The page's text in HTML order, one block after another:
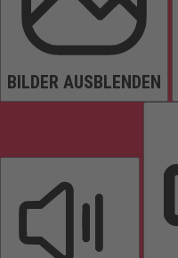
BILDER AUSBLENDEN